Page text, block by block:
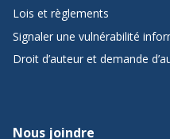
Lois et règlements
Signaler une vulnérabilité
Droit d’auteur et demande
Nous joindre